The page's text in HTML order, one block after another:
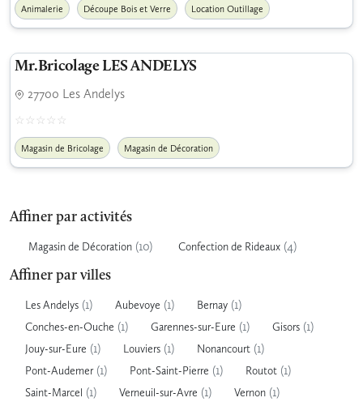
Affiner par activités
Magasin de Décoration (10) Confection de Rideaux (4)
Affiner par villes
Les Andelys (1) Aubevoye (1) Bernay (1)
Conches-en-Ouche (1) Garennes-sur-Eure (1) Gisors (1)
Jouy-sur-Eure (1) Louviers (1) Nonancourt (1)
Pont-Audemer(1) Pont-Saint-Pierre (1) Routot (1)
Saint-Marcel (1) Verneuil-sur-Avre (1) Vernon (1)
Animalerie Découpe Bois et Verre Location Outillage
Mr.Bricolage LES ANDELYS
27700 Les Andelys
Magasin de Bricolage Magasin de Décoration